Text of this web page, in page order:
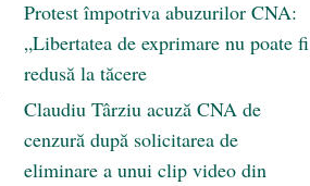
Protest împotriva abuzurilor CNA:
„Libertatea de exprimare nu poate fi
redusă la tăcere
Claudiu Târziu acuză CNA de
cenzură după solicitarea de
eliminare a unui clip video din